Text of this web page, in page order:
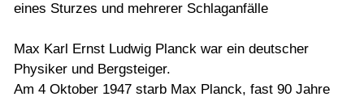
eines Sturzes und mehrerer Schlaganfälle
Max Karl Ernst Ludwig Planck war ein deutscher
Physiker und Bergsteiger.
Am 4 Oktober 1947 starb Max Planck, fast 90 Jahre